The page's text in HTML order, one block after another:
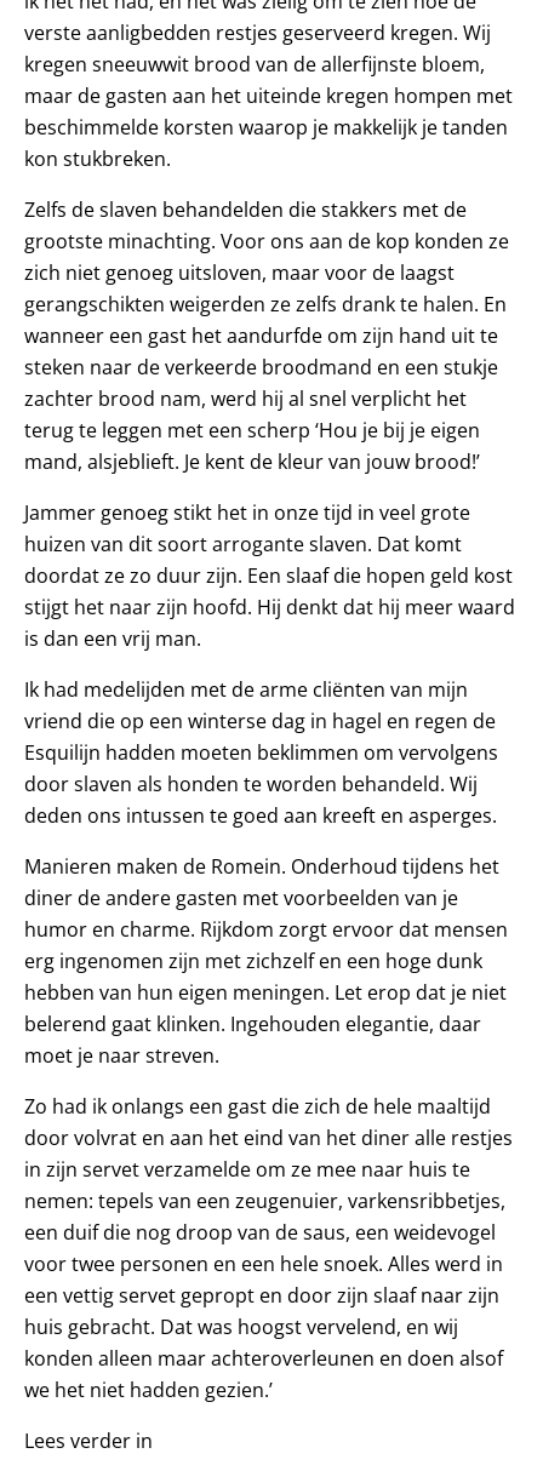
verste aanligbedden restjes geserveerd kregen. Wij
kregen sneeuwwit brood van de allerfijnste bloem,
maar de gasten aan het uiteinde kregen hompen met
beschimmelde korsten waarop je makkelijk je tanden
kon stukbreken.
Zelfs de slaven behandelden die stakkers met de
grootste minachting. Voor ons aan de kop konden ze
zich niet genoeg uitsloven, maar voor de laagst
gerangschikten weigerden ze zelfs drank te halen. En
wanneer een gast het aandurfde om zijn hand uit te
steken naar de verkeerde broodmand en een stukje
zachter brood nam, werd hij al snel verplicht het
terug te leggen met een scherp ‘Hou je bij je eigen
mand, alsjeblieft. Je kent de kleur van jouw brood!’
Jammer genoeg stikt het in onze tijd in veel grote
huizen van dit soort arrogante slaven. Dat komt
doordat ze zo duur zijn. Een slaaf die hopen geld kost
stijgt het naar zijn hoofd. Hij denkt dat hij meer waard
is dan een vrij man.
Ik had medelijden met de arme cliënten van mijn
vriend die op een winterse dag in hagel en regen de
Esquilijn hadden moeten beklimmen om vervolgens
door slaven als honden te worden behandeld. Wij
deden ons intussen te goed aan kreeft en asperges.
Manieren maken de Romein. Onderhoud tijdens het
diner de andere gasten met voorbeelden van je
humor en charme. Rijkdom zorgt ervoor dat mensen
erg ingenomen zijn met zichzelf en een hoge dunk
hebben van hun eigen meningen. Let erop dat je niet
belerend gaat klinken. Ingehouden elegantie, daar
moet je naar streven.
Zo had ik onlangs een gast die zich de hele maaltijd
door volvrat en aan het eind van het diner alle restjes
in zijn servet verzamelde om ze mee naar huis te
nemen: tepels van een zeugenuier, varkensribbetjes,
een duif die nog droop van de saus, een weidevogel
voor twee personen en een hele snoek. Alles werd in
een vettig servet gepropt en door zijn slaaf naar zijn
huis gebracht. Dat was hoogst vervelend, en wij
konden alleen maar achteroverleunen en doen alsof
we het niet hadden gezien.’
Lees verder in